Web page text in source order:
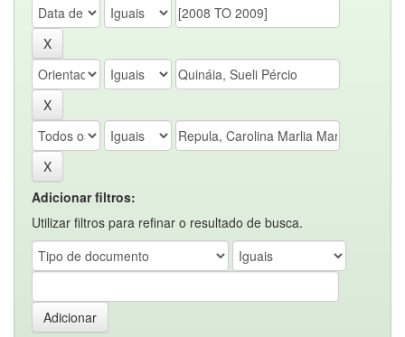
Adicionar filtros:
Utilizar filtros para refinar o resultado de busca.